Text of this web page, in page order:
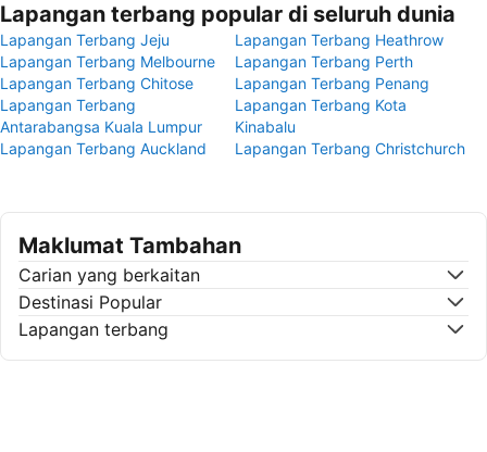
Lapangan terbang popular di seluruh dunia
Lapangan Terbang Jeju
Lapangan Terbang Heathrow
Lapangan Terbang Melbourne
Lapangan Terbang Perth
Lapangan Terbang Chitose
Lapangan Terbang Penang
Lapangan Terbang
Antarabangsa Kuala Lumpur
Lapangan Terbang Kota
Kinabalu
Lapangan Terbang Auckland
Lapangan Terbang Christchurch
Maklumat Tambahan
Carian yang berkaitan
Destinasi Popular
Lapangan terbang